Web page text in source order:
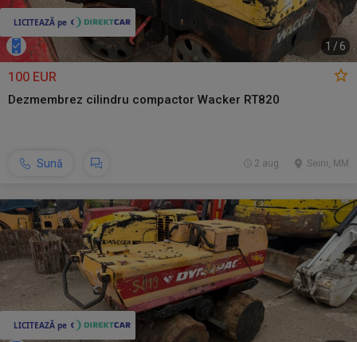
1 /6
100 EUR
Dezmembrez cilindru compactor Wacker RT820
Sună Seini, MM
2 aug.